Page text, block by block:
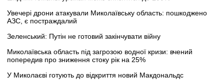
Увечері дрони атакували Миколаївську область: пошкоджено
АЗС, є постраждалий
Зеленський: Путін не готовий закінчувати війну
Миколаївська область під загрозою водної кризи: вчений
попередив про зниження стоку рік на 25%
У Миколаєві готують до відкриття новий Макдональдс